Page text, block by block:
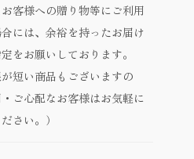
客様への贈り物等にご利用
には、余裕を持ったお届け
をお願いしております。
が短い商品もございますの
ご心配なお客様はお気軽に
さい。）